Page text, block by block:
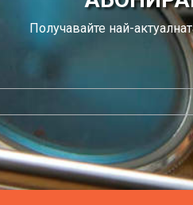
Получавайте най-